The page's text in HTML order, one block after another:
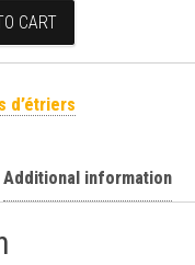
quantity
CART
d’étriers
Additional information